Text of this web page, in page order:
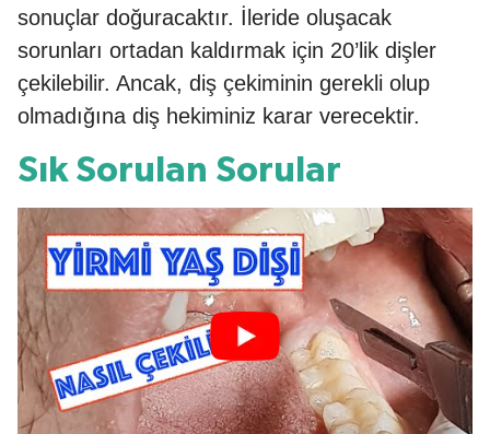
sonuçlar doğuracaktır. İleride oluşacak
sorunları ortadan kaldırmak için 20’lik dişler
çekilebilir. Ancak, diş çekiminin gerekli olup
olmadığına diş hekiminiz karar verecektir.
Sık Sorulan Sorular